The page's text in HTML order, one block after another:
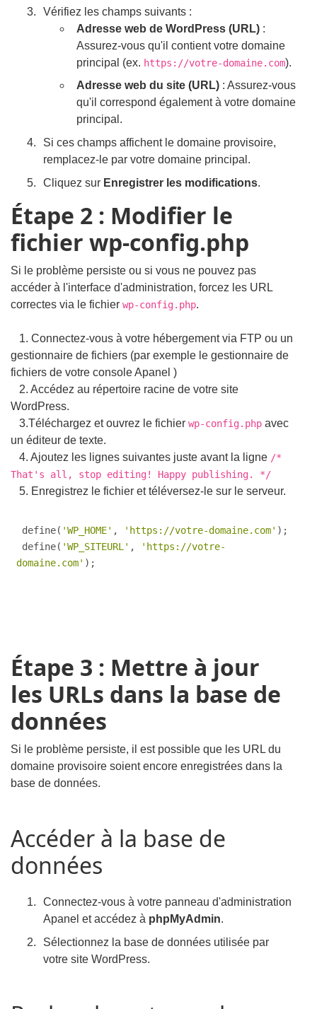
Vérifiez les champs suivants :
Adresse web de WordPress (URL):
Assurez-vous qu'il contient votre domaine
principal (ex. https://votre-domaine.com).
Adresse web du site (URL): Assurez-vous
qu'il correspond également à votre domaine
principal.
Si ces champs affichent le domaine provisoire,
remplacez-le par votre domaine principal.
Cliquez sur Enregistrer les modifications.
Étape 2 : Modifier le
fichier wp-config.php
Si le problème persiste ou si vous ne pouvez pas
accéder à l'interface d'administration, forcez les URL
correctes via le fichier wp-config.php.
1. Connectez-vous à votre hébergement via FTP ou un
gestionnaire de fichiers (par exemple le gestionnaire de
fichiers de votre console Apanel )
2. Accédez au répertoire racine de votre site
WordPress.
3.Téléchargez et ouvrez le fichier wp-config.php avec
un éditeur de texte.
4. Ajoutez les lignes suivantes juste avant la ligne /*
That's all, stop editing! Happy publishing. */
5. Enregistrez le fichier et téléversez-le sur le serveur.
define( 'WP_HOME' , 'https://votre-domaine.com' ) ;
define( 'WP_SITEURL' ,
'https://votre-
domaine.com' ) ;
Étape 3 : Mettre à jour
les URLs dans la base de
données
Si le problème persiste, il est possible que les URL du
domaine provisoire soient encore enregistrées dans la
base de données.
Accéder à la base de
données
Connectez-vous à votre panneau d'administration
Apanel et accédez à phpMyAdmin.
Sélectionnez la base de données utilisée par
votre site WordPress.